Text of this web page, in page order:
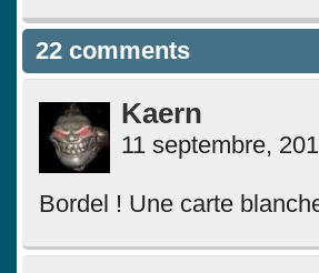
22 comments
Kaern
11 septembre,
Bordel ! Une carte